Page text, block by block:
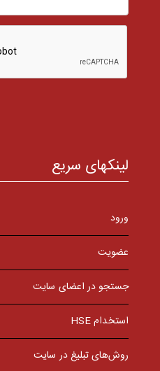
لینکهای سریع
ورود
عضویت
جستجو در اعضای سایت
استخدام HSE
روش‌های تبلیغ در سایت